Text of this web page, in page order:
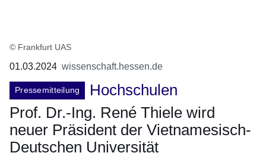
© Frankfurt UAS
01.03.2024 wissenschaft.hessen.de
Pressemitteilung
Hochschulen
Prof. Dr.-Ing. René Thiele wird
neuer Präsident der Vietnamesisch-
Deutschen Universität